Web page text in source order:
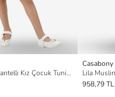
Fıstık Yeşil Muslin Dantelli Kız Çocuk Tunik + Etekli Takım
Casabony
958,79 TL